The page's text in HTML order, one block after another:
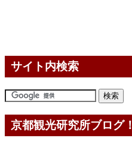
サイト内検索
京都観光研究所ブログ！